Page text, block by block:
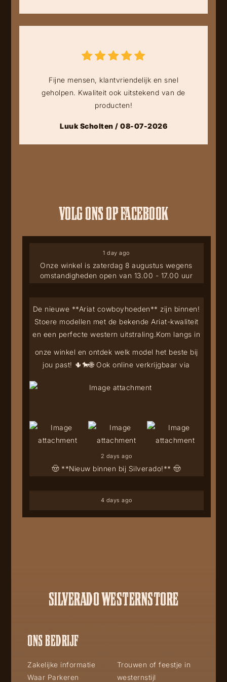
Fijne mensen, klantvriendelijk en snel
geholpen. Kwaliteit ook uitstekend van de
producten!
Luuk Scholten / 08-07-2026
VOLG ONS OP FACEBOOK
Onze winkel is zaterdag 8 augustus wegens
omstandigheden open van 13.00 - 17.00 uur
1 day ago
🤠 **Nieuw binnen bij Silverado!** 🤠
De nieuwe **Ariat cowboyhoeden** zijn binnen!
Stoere modellen met de bekende Ariat-kwaliteit
en een perfecte western uitstraling.Kom langs in
onze winkel en ontdek welk model het beste bij
jou past! 🌵🐎🌐 Ook online verkrijgbaar via
2 days ago
4 days ago
SILVERADO WESTERNSTORE
ONS BEDRIJF
Zakelijke informatie
Waar Parkeren
Trouwen of feestje in
westernstijl